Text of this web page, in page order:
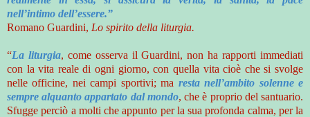
nell’intimo dell’essere.”
Romano Guardini, Lo spirito della liturgia.
“La liturgia, come osserva il Guardini, non ha rapporti immediati
con la vita reale di ogni giorno, con quella vita cioè che si svolge
nelle officine, nei campi sportivi; ma resta nell’ambito solenne e
sempre alquanto appartato dal mondo, che è proprio del santuario.
Sfugge perciò a molti che appunto per la sua profonda calma, per la